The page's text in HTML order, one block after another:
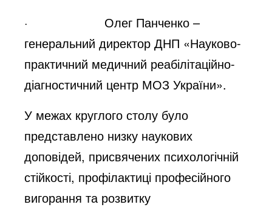
· Олег Панченко –
генеральний директор ДНП «Науково-
практичний медичний реабілітаційно-
діагностичний центр МОЗ України».
У межах круглого столу було
представлено низку наукових
доповідей, присвячених психологічній
стійкості, профілактиці професійного
вигорання та розвитку